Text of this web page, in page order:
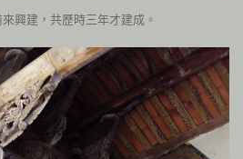
興建，共歷時三年才建成。